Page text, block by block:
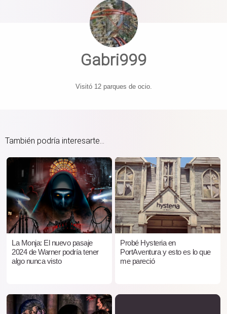
Gabri999
Visitó 12 parques de ocio.
También podría interesarte...
La Monja: El nuevo pasaje
2024 de Warner podría tener
algo nunca visto
Probé Hysteria en
PortAventura y esto es lo que
me pareció